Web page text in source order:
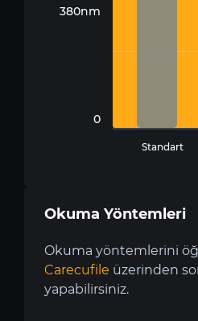
380nm
0
Standart
Okuma Yöntemleri
Okuma yöntemlerini
Carecufile üzerinden
yapabilirsiniz.